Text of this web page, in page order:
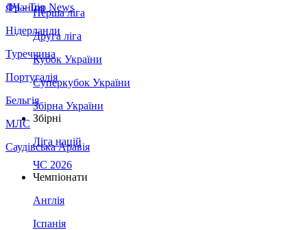
Франція
Нідерланди
Туреччина
Португалія
Бельгія
МЛС
Саудівська Аравія
ЛЧ - Top News
Перша ліга
Друга ліга
Кубок України
Суперкубок України
Збірна України
Збірні
Ліга націй
ЧС 2026
Чемпіонати
Англія
Іспанія